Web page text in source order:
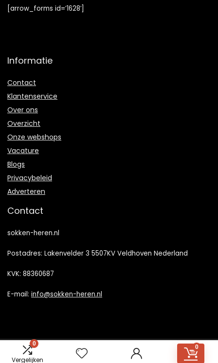
0
Vergelijken
0
[arrow_forms id=’1628′]
Informatie
Contact
Klantenservice
Over ons
Overzicht
Onze webshops
Vacature
Blogs
Privacybeleid
Adverteren
Contact
sokken-heren.nl
Postadres: Lakenvelder 3 5507KV Veldhoven Nederland
KVK: 88360687
E-mail: info@sokken-heren.nl
2023 © Sokken-heren.nl Alle rechten voorbehouden